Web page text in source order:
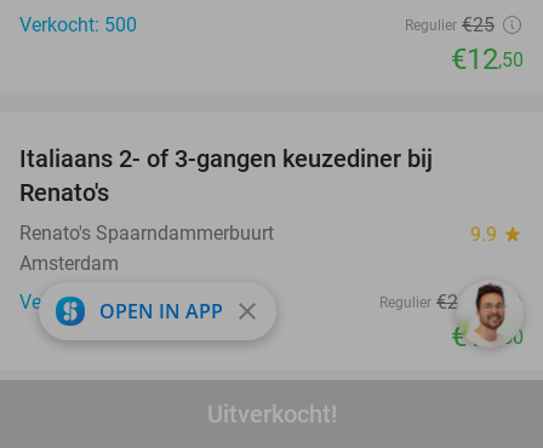
Uitverkocht!
Verkocht: 500
Regulier €25
€12,50
Italiaans 2- of 3-gangen keuzediner bij
Renato's
Renato's Spaarndammerbuurt 9.9 star
Amsterdam
Verkocht: 567
Regulier €24 ,95
€14,50
favorite_border
OPEN IN APP close